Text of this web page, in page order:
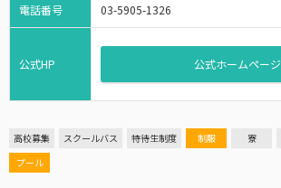
電話番号 03-5905-1326
公式HP 公式ホームページ
高校募集 スクールバス 特待生制度 制服 寮
プール